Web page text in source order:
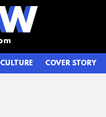
CULTURE COVER STORY